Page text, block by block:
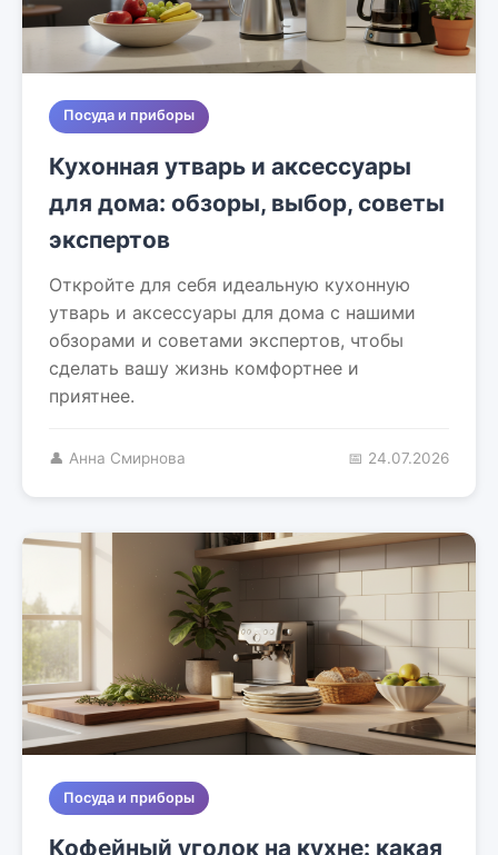
Посуда и приборы
Кухонная утварь и аксессуары
для дома: обзоры, выбор, советы
экспертов
Откройте для себя идеальную кухонную
утварь и аксессуары для дома с нашими
обзорами и советами экспертов, чтобы
сделать вашу жизнь комфортнее и
приятнее.
👤 Анна Смирнова 📅 24.07.2026
Посуда и приборы
Кофейный уголок на кухне: какая